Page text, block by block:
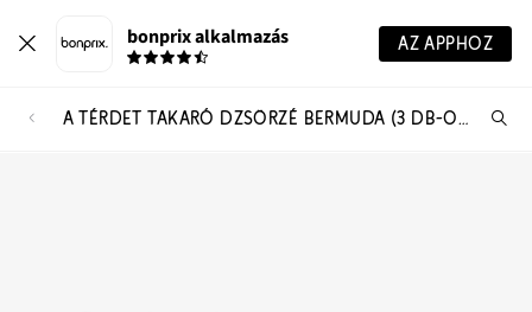
bonprix alkalmazás AZ APPHOZ
A TÉRDET TAKARÓ DZSÖRZÉ BERMUDA (3 DB-OS CSOMAG)